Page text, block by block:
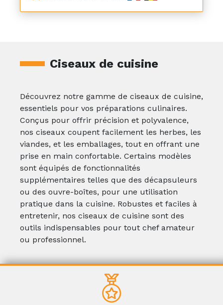
Ciseaux de cuisine
Découvrez notre gamme de ciseaux de cuisine,
essentiels pour vos préparations culinaires.
Conçus pour offrir précision et polyvalence,
nos ciseaux coupent facilement les herbes, les
viandes, et les emballages, tout en offrant une
prise en main confortable. Certains modèles
sont équipés de fonctionnalités
supplémentaires telles que des décapsuleurs
ou des ouvre-boîtes, pour une utilisation
pratique dans la cuisine. Robustes et faciles à
entretenir, nos ciseaux de cuisine sont des
outils indispensables pour tout chef amateur
ou professionnel.